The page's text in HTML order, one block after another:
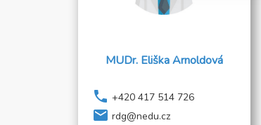
MUDr. Eliška Arnoldová
phone +420 417 514 726
local_post_office rdg@nedu.cz